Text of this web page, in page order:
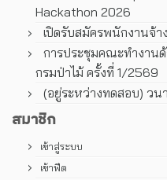
Hackathon 2026
เปิดรับสมัครพนักงานจ้า
การประชุมคณะทํางาน
กรมป่าไม้ ครั้งที่ 1/2569
(อยู่ระหว่างทดสอบ) วน
สมาชิก
เข้าสู่ระบบ
เข้าฟีด